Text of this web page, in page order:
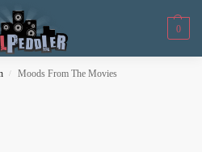
0
/ Moods From The Movies